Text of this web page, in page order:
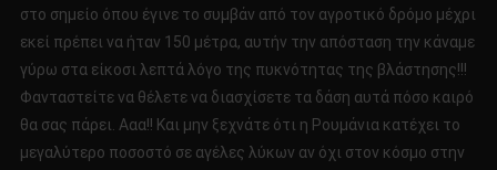
στο σημείο όπου έγινε το συμβάν από τον αγροτικό δρόμο μέχρι
εκεί πρέπει να ήταν 150 μέτρα, αυτήν την απόσταση την κάναμε
γύρω στα είκοσι λεπτά λόγο της πυκνότητας της βλάστησης!!!
Φανταστείτε να θέλετε να διασχίσετε τα δάση αυτά πόσο καιρό
θα σας πάρει. Ααα!! Και μην ξεχνάτε ότι η Ρουμάνια κατέχει το
μεγαλύτερο ποσοστό σε αγέλες λύκων αν όχι στον κόσμο στην